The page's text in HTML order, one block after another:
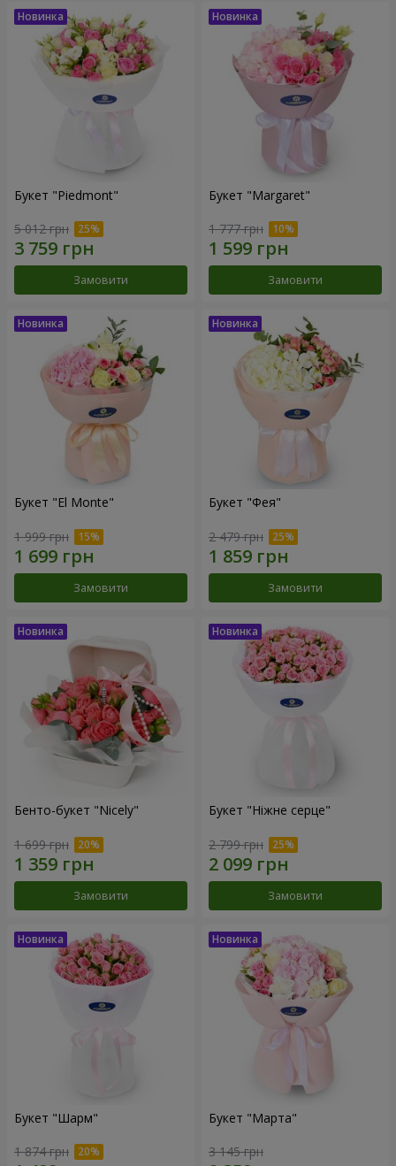
Букет "Piedmont"
5 012 грн
Замовити
Букет "Margaret"
1 777 грн
Замовити
Букет "El Monte"
1 999 грн
Замовити
Букет "Фея"
2 479 грн
Замовити
Бенто-букет "Nicely"
1 699 грн
Замовити
Букет "Ніжне серце"
2 799 грн
Замовити
Букет "Шарм"
1 874 грн
Букет "Марта"
3 145 грн